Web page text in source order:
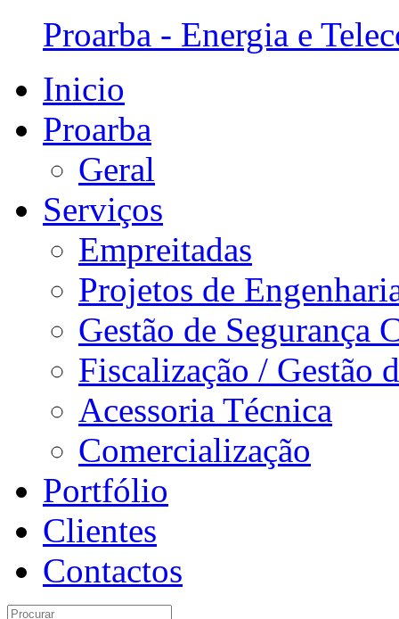
Proarba - Energia e
Inicio
Proarba
Geral
Serviços
Empreitadas
Projetos de
Gestão de Segurança
Fiscalização / Gestão
Acessoria Técnica
Comercialização
Portfólio
Clientes
Contactos